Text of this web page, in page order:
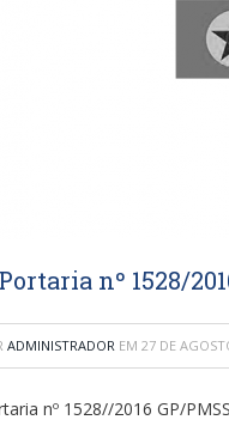
Portaria nº 1528/
ADMINISTRADOR EM 27 DE
nº 1528//2016 GP/